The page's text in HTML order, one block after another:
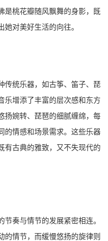
是桃花瓣随风飘舞的身影，既
对美好生活的向往。
传统乐器，如古筝、笛子、琵
乐增添了丰富的层次感和东方
扬婉转、琵琶的细腻缠绵，每
的情感和场景需求。这些乐器
有古典的雅致，又不失现代的
奏与情节的发展紧密相连。
的情节，而缓慢悠扬的旋律则